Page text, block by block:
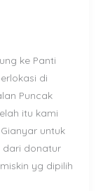
ke Panti
di
Puncak
itu kami
untuk
dari donatur
yg dipilih